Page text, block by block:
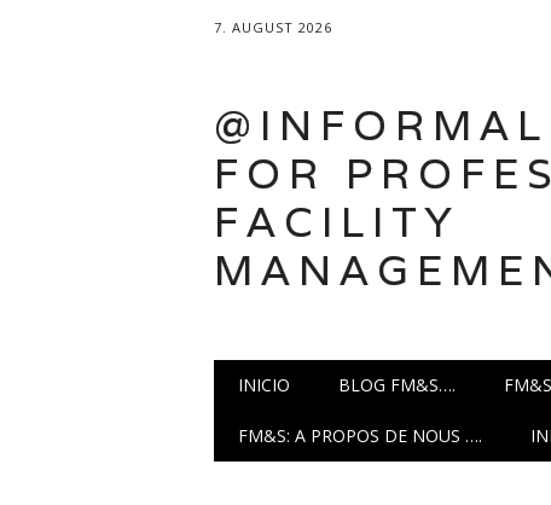
7. AUGUST 2026
FOR
FACILITY
Main menu
INICIO BLOG FM&S….
FM&S: A PROPOS DE NOUS ….